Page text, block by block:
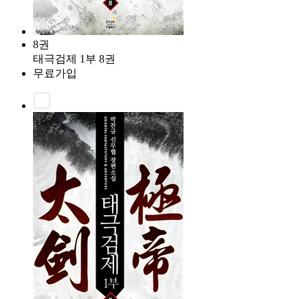
8권
태극검제 1부 8권
무료가입